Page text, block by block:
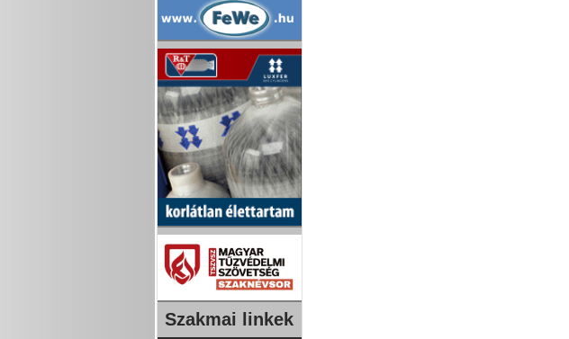
Szakmai linkek